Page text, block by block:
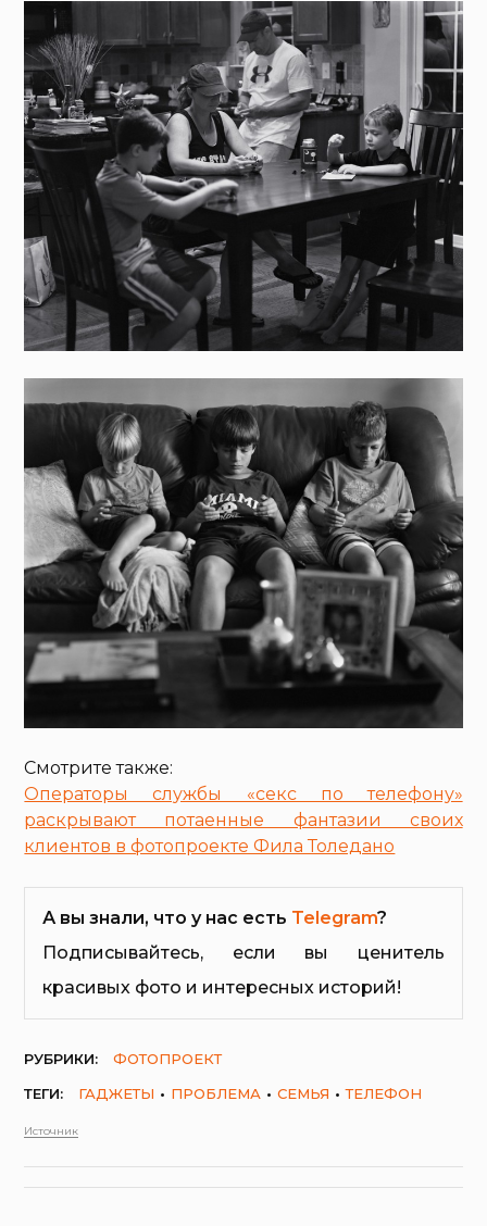
Смотрите также:
Операторы службы «секс по телефону»
раскрывают потаенные фантазии своих
клиентов в фотопроекте Фила Толедано
А вы знали, что у нас есть Telegram?
Подписывайтесь, если вы ценитель
красивых фото и интересных историй!
РУБРИКИ:
ФОТОПРОЕКТ
ТЕГИ:
ГАДЖЕТЫ ПРОБЛЕМА СЕМЬЯ ТЕЛЕФОН
Источник